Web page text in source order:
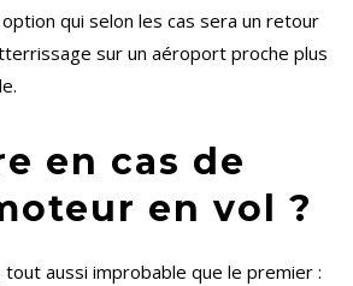
qui selon les cas sera un retour
sur un aéroport proche plus
en cas de
en vol ?
tout aussi improbable que le premier :